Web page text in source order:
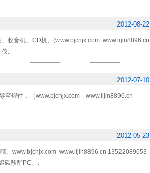
2012-08-22
收音机、CD机、(www.bjchjx.com www.lijin8896.cn
..
2012-07-10
至焊件，（www.bjchjx.com www.lijin8896.cn
2012-05-23
、www.bjchjx.com www.lijin8896.cn 13522089653
碳酸酯PC、.